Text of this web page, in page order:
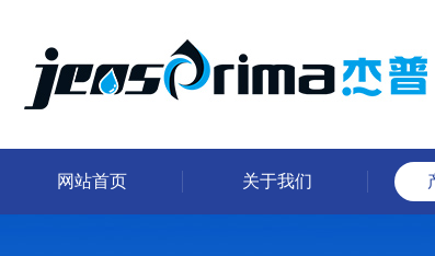
网站首页 关于我们